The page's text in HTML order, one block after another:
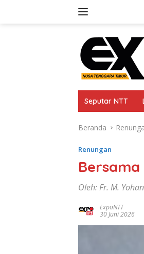
Seputar NTT
Beranda
Renungan
Bersama
Oleh: Fr. M.
ExpoNTT
30 Juni 2026